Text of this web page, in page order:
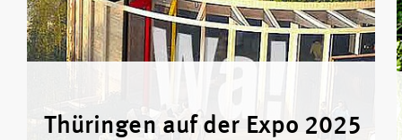
Thüringen auf der Expo 2025